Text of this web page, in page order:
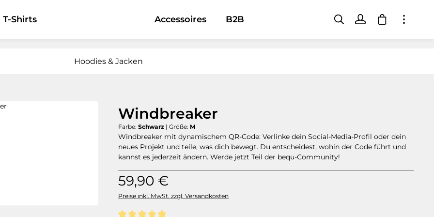
T-Shirts Accessoires B2B
Hoodies & Jacken
Windbreaker
Farbe: Schwarz | Größe: M
Windbreaker mit dynamischem QR-Code: Verlinke dein Social-Media-Profil oder dein
neues Projekt und teile, was dich bewegt. Du entscheidest, wohin der Code führt und
kannst es jederzeit ändern. Werde jetzt Teil der bequ-Community!
Regulärer Preis:
59,90 €
Preise inkl. MwSt. zzgl. Versandkosten